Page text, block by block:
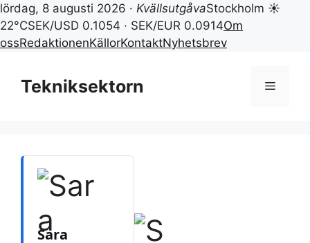
lördag, 8 augusti 2026 · KvällsutgåvaStockholm ☀
22°CSEK/USD 0.1054 · SEK/EUR 0.0914Om
ossRedaktionenKällorKontaktNyhetsbrev
innehållTekniksektorn Meny
Sara